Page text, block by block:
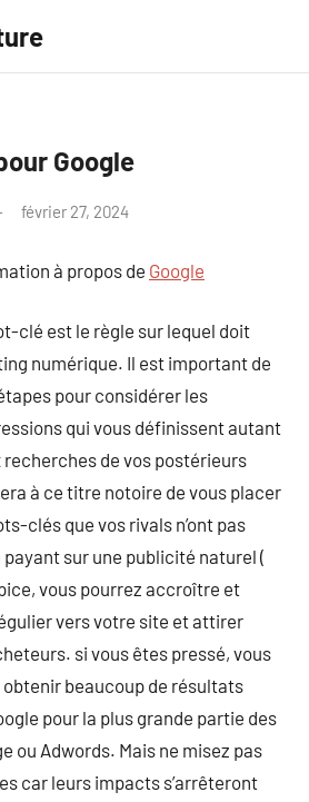
Google
février 27, 2024
à propos de Google
clé est le règle sur lequel doit
numérique. Il est important de
pour considérer les
qui vous définissent autant
de vos postérieurs
à ce titre notoire de vous placer
clés que vos rivals n’ont pas
sur une publicité naturel (
vous pourrez accroître et
vers votre site et attirer
si vous êtes pressé, vous
beaucoup de résultats
pour la plus grande partie des
ou Adwords. Mais ne misez pas
car leurs impacts s’arrêteront